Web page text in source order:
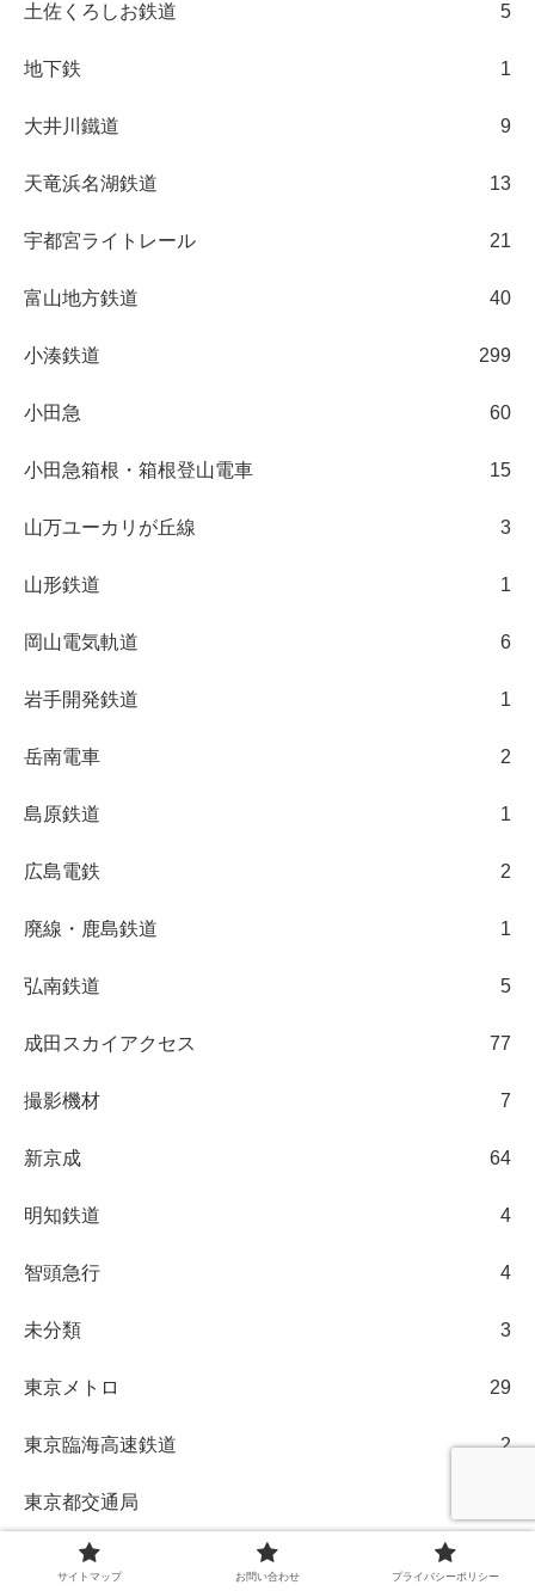
土佐くろしお鉄道 5
地下鉄 1
大井川鐵道 9
天竜浜名湖鉄道 13
宇都宮ライトレール 21
富山地方鉄道 40
小湊鉄道 299
小田急 60
小田急箱根・箱根登山電車 15
山万ユーカリが丘線 3
山形鉄道 1
岡山電気軌道 6
岩手開発鉄道 1
岳南電車 2
島原鉄道 1
広島電鉄 2
廃線・鹿島鉄道 1
弘南鉄道 5
成田スカイアクセス 77
撮影機材 7
新京成 64
明知鉄道 4
智頭急行 4
未分類 3
東京メトロ 29
東京臨海高速鉄道 2
東京都交通局
サイトマップ お問い合わせ プライバシーポリシー